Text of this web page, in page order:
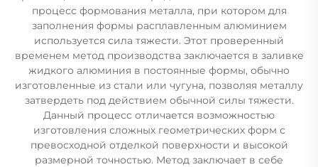
процесс формования металла, при котором для
заполнения формы расплавленным алюминием
используется сила тяжести. Этот проверенный
временем метод производства заключается в заливке
жидкого алюминия в постоянные формы, обычно
изготовленные из стали или чугуна, позволяя металлу
затвердеть под действием обычной силы тяжести.
Данный процесс отличается возможностью
изготовления сложных геометрических форм с
превосходной отделкой поверхности и высокой
размерной точностью. Метод заключает в себе